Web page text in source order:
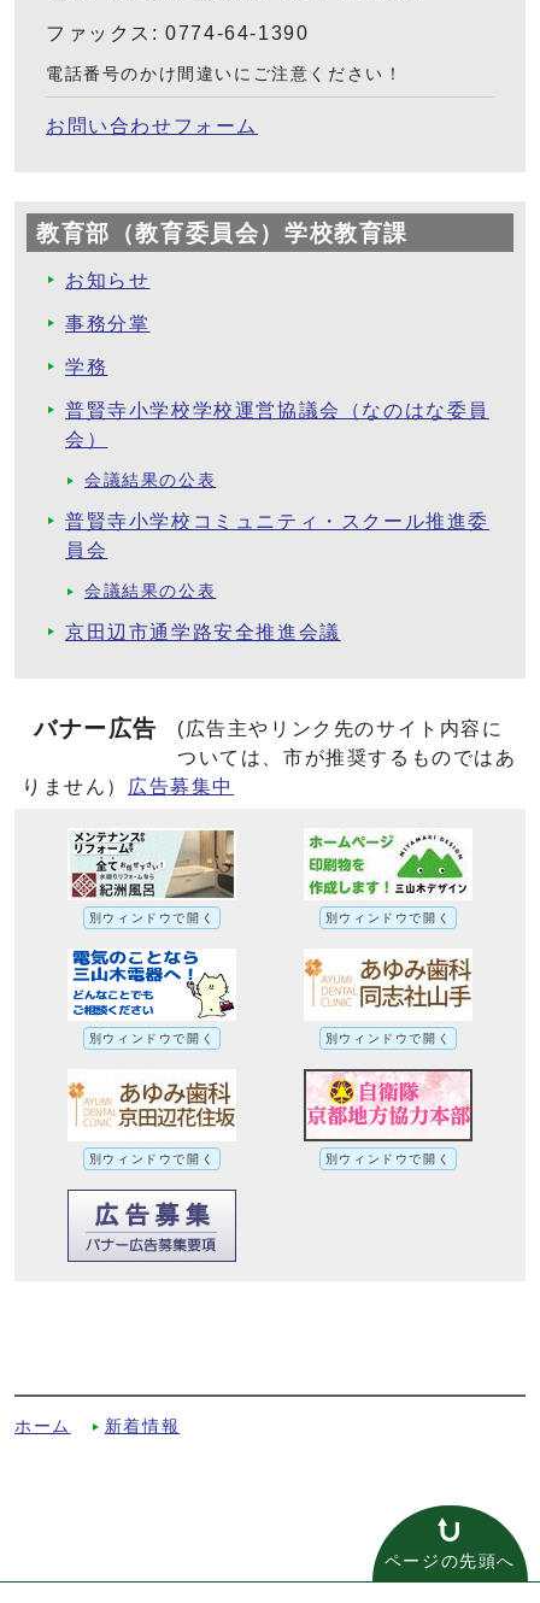
ファックス: 0774-64-1390
電話番号のかけ間違いにご注意ください！
お問い合わせフォーム
教育部（教育委員会）学校教育課
お知らせ
事務分掌
学務
普賢寺小学校学校運営協議会（なのはな委員
会）
会議結果の公表
普賢寺小学校コミュニティ・スクール推進委
員会
会議結果の公表
京田辺市通学路安全推進会議
バナー広告
(広告主やリンク先のサイト内容に
ついては、市が推奨するものではあ
りません）
広告募集中
別ウィンドウで開く 別ウィンドウで開く
別ウィンドウで開く 別ウィンドウで開く
別ウィンドウで開く 別ウィンドウで開く
ホーム 新着情報
ページの先頭へ